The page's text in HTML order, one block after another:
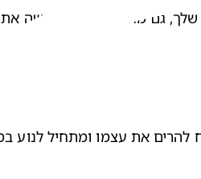
שלך, גם מחברת רגילה תעשה